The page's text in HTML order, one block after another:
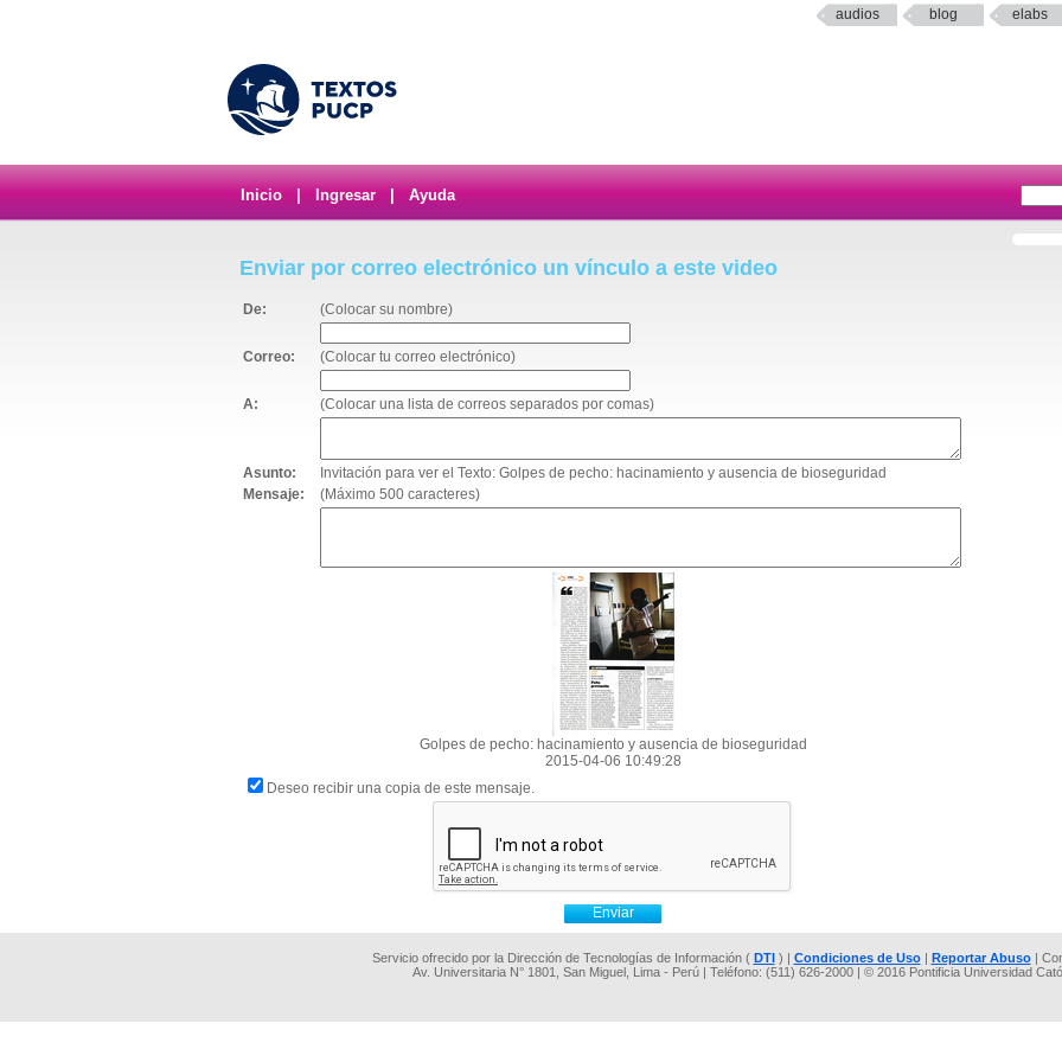
audios blog elabs
Inicio Ingresar Ayuda
Enviar por correo electrónico un vínculo a este video
De: (Colocar su nombre)
Correo: (Colocar tu correo electrónico)
A: (Colocar una lista de correos separados por comas)
Asunto:
Invitación para ver el Texto: Golpes de pecho: hacinamiento y ausencia de bioseguridad
Mensaje:
(Máximo 500 caracteres)
Golpes de pecho: hacinamiento y ausencia de bioseguridad
2015-04-06 10:49:28
Deseo recibir una copia de este mensaje.
Servicio ofrecido por la Dirección de Tecnologías de Información ( DTI) | Condiciones de Uso| Reportar Abuso|
Av. Universitaria N° 1801, San Miguel, Lima - Perú | Teléfono: (511) 626-2000 | © 2016 Pontificia Universidad